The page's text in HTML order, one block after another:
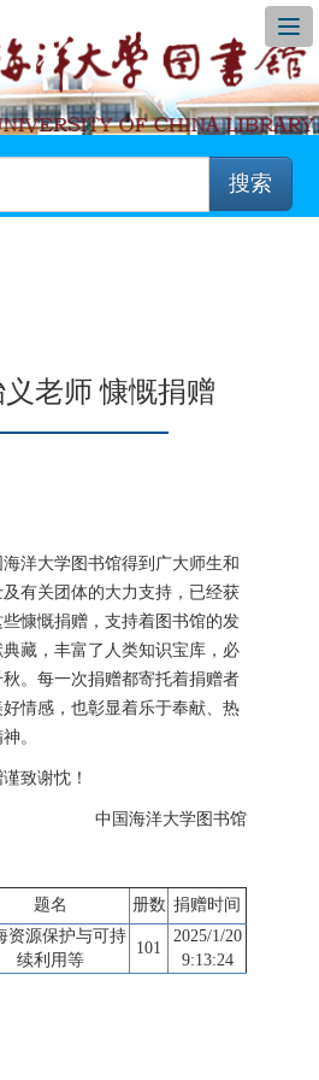
搜索
老师 慷慨捐赠
洋大学图书馆得到广大师生和
有关团体的大力支持，已经获
慷慨捐赠，支持着图书馆的发
藏，丰富了人类知识宝库，必
。每一次捐赠都寄托着捐赠者
情感，也彰显着乐于奉献、热
。
致谢忱！
中国海洋大学图书馆
题名 册数 捐赠时间
资源保护与可持
续利用等
101
2025/1/20
9:13:24